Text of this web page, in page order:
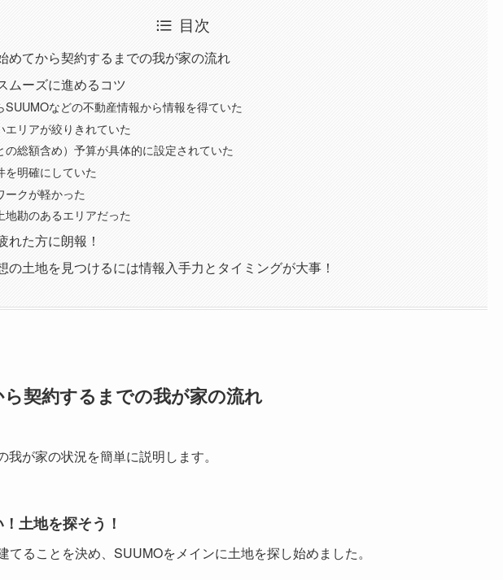
目次
めてから契約するまでの我が家の流れ
ムーズに進めるコツ
SUUMOなどの不動産情報から情報を得ていた
エリアが絞りきれていた
の総額含め）予算が具体的に設定されていた
を明確にしていた
ークが軽かった
地勘のあるエリアだった
れた方に朗報！
の土地を見つけるには情報入手力とタイミングが大事！
契約するまでの我が家の流れ
が家の状況を簡単に説明します。
土地を探そう！
てることを決め、SUUMOをメインに土地を探し始めました。